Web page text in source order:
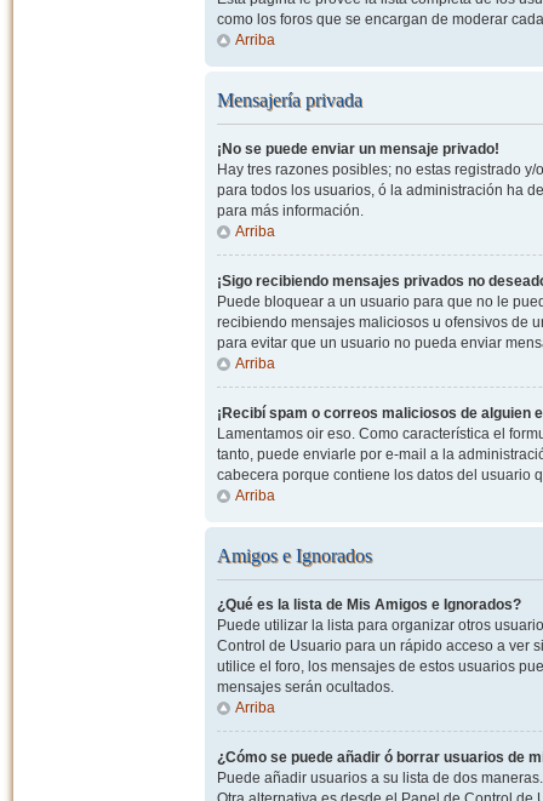
como los foros que se encargan de moderar
Arriba
Mensajería privada
¡No se puede enviar un mensaje privado!
Hay tres razones posibles; no estas registrado
para todos los usuarios, ó la administración ha
para más información.
Arriba
¡Sigo recibiendo mensajes privados no
Puede bloquear a un usuario para que no le
recibiendo mensajes maliciosos u ofensivos de
para evitar que un usuario no pueda enviar
Arriba
¡Recibí spam o correos maliciosos de alguien
Lamentamos oir eso. Como característica el
tanto, puede enviarle por e-mail a la
cabecera porque contiene los datos del usuario
Arriba
Amigos e Ignorados
¿Qué es la lista de Mis Amigos e Ignorados?
Puede utilizar la lista para organizar otros
Control de Usuario para un rápido acceso a ver
utilice el foro, los mensajes de estos usuarios
mensajes serán ocultados.
Arriba
¿Cómo se puede añadir ó borrar usuarios de
Puede añadir usuarios a su lista de dos